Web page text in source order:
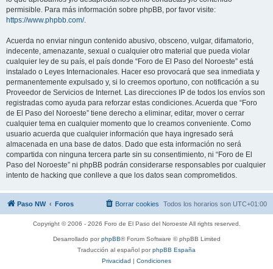
permisible. Para más información sobre phpBB, por favor visite:
https://www.phpbb.com/.
Acuerda no enviar ningun contenido abusivo, obsceno, vulgar, difamatorio,
indecente, amenazante, sexual o cualquier otro material que pueda violar
cualquier ley de su país, el país donde “Foro de El Paso del Noroeste” está
instalado o Leyes Internacionales. Hacer eso provocará que sea inmediata y
permanentemente expulsado y, si lo creemos oportuno, con notificación a su
Proveedor de Servicios de Internet. Las direcciones IP de todos los envíos son
registradas como ayuda para reforzar estas condiciones. Acuerda que “Foro
de El Paso del Noroeste” tiene derecho a eliminar, editar, mover o cerrar
cualquier tema en cualquier momento que lo creamos conveniente. Como
usuario acuerda que cualquier información que haya ingresado será
almacenada en una base de datos. Dado que esta información no será
compartida con ninguna tercera parte sin su consentimiento, ni “Foro de El
Paso del Noroeste” ni phpBB podrán considerarse responsables por cualquier
intento de hacking que conlleve a que los datos sean comprometidos.
Paso NW Foros Todos los horarios son UTC+01:00
Borrar cookies
Copyright © 2006 - 2026 Foro de El Paso del Noroeste All rights reserved.
Desarrollado porphpBB® Forum Software © phpBB Limited
Traducción al español porphpBB España
Privacidad | Condiciones